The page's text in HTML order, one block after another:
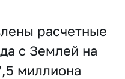
расчетные
с Землей на
миллиона